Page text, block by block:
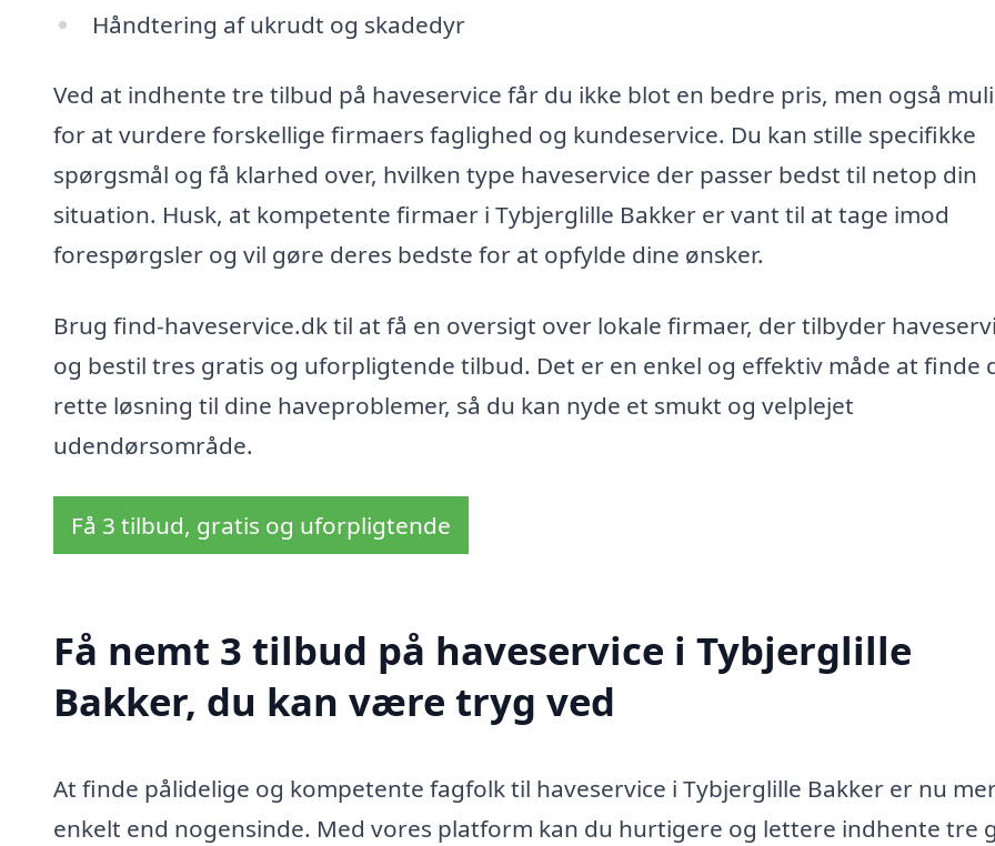
Håndtering af ukrudt og skadedyr
Ved at indhente tre tilbud på haveservice får du ikke blot en bedre pris, men også
for at vurdere forskellige firmaers faglighed og kundeservice. Du kan stille specifikke
spørgsmål og få klarhed over, hvilken type haveservice der passer bedst til netop din
situation. Husk, at kompetente firmaer i Tybjerglille Bakker er vant til at tage imod
forespørgsler og vil gøre deres bedste for at opfylde dine ønsker.
Brug find-haveservice.dk til at få en oversigt over lokale firmaer, der tilbyder
og bestil tres gratis og uforpligtende tilbud. Det er en enkel og effektiv måde at finde
rette løsning til dine haveproblemer, så du kan nyde et smukt og velplejet
udendørsområde.
Få 3 tilbud, gratis og uforpligtende
Få nemt 3 tilbud på haveservice i Tybjerglille
Bakker, du kan være tryg ved
At finde pålidelige og kompetente fagfolk til haveservice i Tybjerglille Bakker er nu
enkelt end nogensinde. Med vores platform kan du hurtigere og lettere indhente tre